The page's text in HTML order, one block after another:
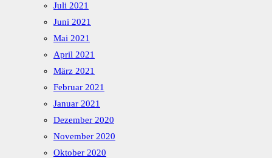
Juli 2021
Juni 2021
Mai 2021
April 2021
März 2021
Februar 2021
Januar 2021
Dezember 2020
November 2020
Oktober 2020